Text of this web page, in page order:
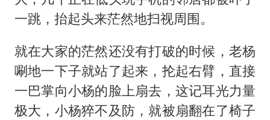
一跳，抬起头来茫然地扫视周围。
就在大家的茫然还没有打破的时候，老杨
唰地一下子就站了起来，抡起右臂，直接
一巴掌向小杨的脸上扇去，这记耳光力量
极大，小杨猝不及防，就被扇翻在了椅子